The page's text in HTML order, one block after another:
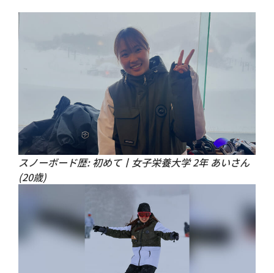
スノーボード歴: 初めて丨女子栄養大学 2年 あいさん
(20歳)